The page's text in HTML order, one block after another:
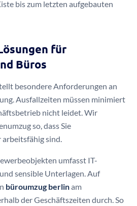
bis zum letzten aufgebauten
für
Büros
besondere Anforderungen an
Ausfallzeiten müssen minimiert
nicht leidet. Wir
so, dass Sie
sind.
umfasst IT-
sensible Unterlagen. Auf
büroumzug berlinam
der Geschäftszeiten durch. So